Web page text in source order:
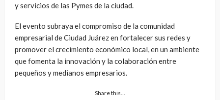
y servicios de las Pymes de la ciudad.
El evento subraya el compromiso de la comunidad
empresarial de Ciudad Juárez en fortalecer sus redes y
promover el crecimiento económico local, en un ambiente
que fomenta la innovación y la colaboración entre
pequeños y medianos empresarios.
Share this…